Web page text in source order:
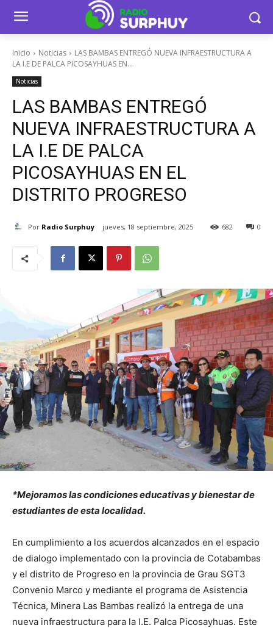
Inicio Noticias
LAS BAMBAS ENTREGÓ NUEVA INFRAESTRUCTURA A
LA I.E DE PALCA PICOSAYHUAS EN...
Noticias
LAS BAMBAS ENTREGÓ
NUEVA INFRAESTRUCTURA A
LA I.E DE PALCA
PICOSAYHUAS EN EL
DISTRITO PROGRESO
Por Radio Surphuy jueves, 18 septiembre, 2025 0
682
*Mejoramos las condiciones educativas y bienestar de
estudiantes de esta localidad.
En cumplimiento a los acuerdos alcanzados en el espacio
de dialogo implementado con la provincia de Cotabambas
y el distrito de Progreso en la provincia de Grau SGT3
Convenio Marco y mediante el programa de Asistencia
Técnica, Minera Las Bambas realizó la entrega de una
nueva infraestructura para la I.E. Palca Picosayhuas. Este